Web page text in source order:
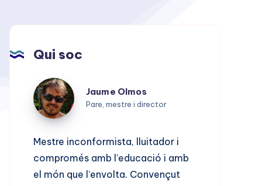
Qui soc
Jaume
Olmos
Jaume Olmos
Pare, mestre i director
Mestre inconformista, lluitador i
compromés amb l’educació i amb
el món que l’envolta. Convençut